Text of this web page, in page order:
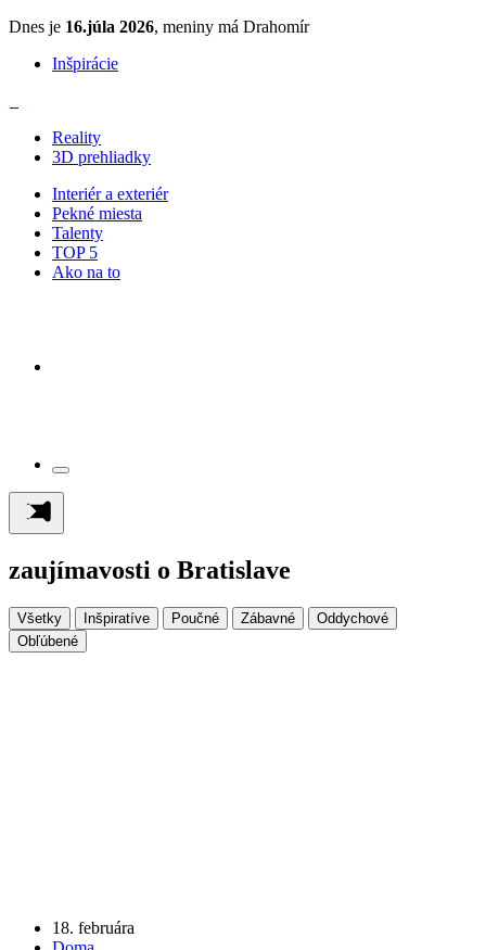
Dnes je 16.júla 2026, meniny má Drahomír
Inšpirácie
Reality
3D prehliadky
Interiér a exteriér
Pekné miesta
Talenty
TOP 5
Ako na to
zaujímavosti o Bratislave
Všetky Inšpiratíve Poučné Zábavné
Oddychové
Obľúbené
18. februára